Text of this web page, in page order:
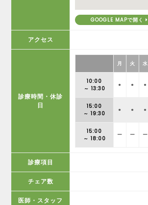
GOOGLE MAPで開く
アクセス
診療時間・休診
日
月 火 水
10:00
～ 13:30
● ● ●
15:00
～ 19:30
● ● ●
15:00
～ 18:00
ー ー ー
診療項目
チェア数
医師・スタッフ